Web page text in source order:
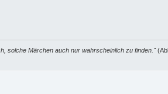
solche Märchen auch nur wahrscheinlich zu finden."